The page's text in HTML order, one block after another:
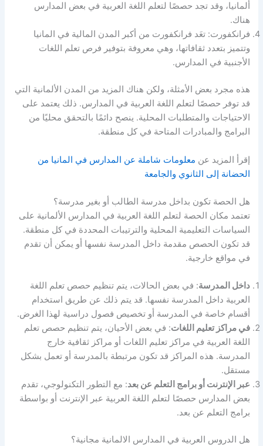
ألمانيا، وقد تجد حصصًا لتعلم اللغة العربية في بعض المدارس
هناك.
فرانكفورت: تعَد فرانكفورت من أكبر المدن المالية في المانيا
وتتميز بتعدد ثقافاتها، وهي معروفة بتوفير فرص تعلم اللغات
الأجنبية في المدارس.
هذه مجرد بعض الأمثلة، ولكن هناك المزيد من المدن الألمانية التي
قد توفر حصصًا لتعلم اللغة العربية في المدارس. ذلك يعتمد على
الاحتياجات والمتطلبات المحلية. ينصح دائمًا بالتحقق محليًا من
البرامج والمبادرات المتاحة في كل منطقة.
إقرأ المزيد عن معلومات شاملة عن المدارس في المانيا من
الحضانة إلى الثانوي والجامعة
هل الحصة تكون بداخل مدرسة الطالب أو بغير مدرسة؟
تعتمد مكان الحصة لتعلم اللغة العربية في المدارس الألمانية على
السياسات التعليمية المحلية والترتيبات المحددة في كل منطقة.
قد تكون الحصص مقدمة داخل المدرسة نفسها أو يمكن أن تقدم
في مواقع خارجية.
داخل المدرسة: في بعض الحالات، يتم تنظيم حصص تعلم اللغة
العربية داخل المدرسة نفسها. قد يتم ذلك عن طريق استخدام
أقسام خاصة في المدرسة أو تخصيص فصول دراسية لهذا الغرض.
في مراكز تعليم اللغات: في بعض الأحيان، يتم تنظيم حصص تعلم
اللغة العربية في مراكز تعليم اللغات أو مراكز ثقافية خارج
المدرسة. هذه المراكز قد تكون مرتبطة بالمدرسة أو تعمل بشكل
مستقل.
عبر الإنترنت أو برامج التعلم عن بعد: مع التطور التكنولوجي، تقدم
بعض المدارس حصصًا لتعلم اللغة العربية عبر الإنترنت أو بواسطة
برامج التعلم عن بعد.
هل الدروس العربية في المدارس الالمانية مجانية؟